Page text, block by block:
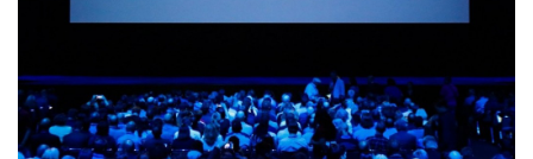
Enterprise Digital Transformation